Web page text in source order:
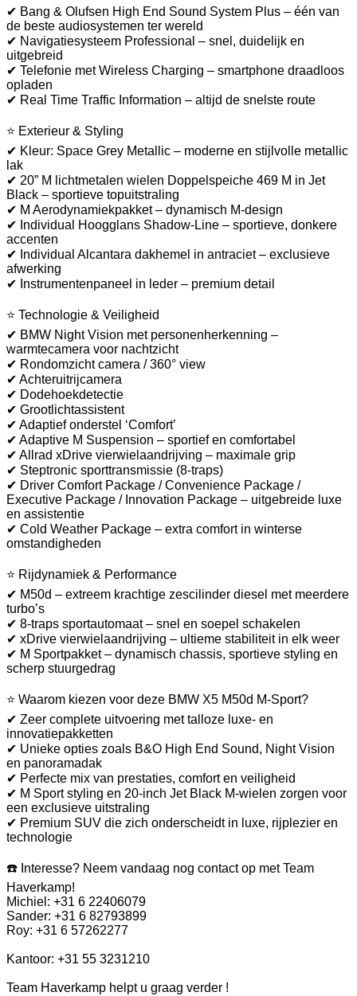
✔ Bang & Olufsen High End Sound System Plus – één van
de beste audiosystemen ter wereld
✔ Navigatiesysteem Professional – snel, duidelijk en
uitgebreid
✔ Telefonie met Wireless Charging – smartphone draadloos
opladen
✔ Real Time Traffic Information – altijd de snelste route
⭐ Exterieur & Styling
✔ Kleur: Space Grey Metallic – moderne en stijlvolle metallic
lak
✔ 20” M lichtmetalen wielen Doppelspeiche 469 M in Jet
Black – sportieve topuitstraling
✔ M Aerodynamiekpakket – dynamisch M-design
✔ Individual Hoogglans Shadow-Line – sportieve, donkere
accenten
✔ Individual Alcantara dakhemel in antraciet – exclusieve
afwerking
✔ Instrumentenpaneel in leder – premium detail
⭐ Technologie & Veiligheid
✔ BMW Night Vision met personenherkenning –
warmtecamera voor nachtzicht
✔ Rondomzicht camera / 360° view
✔ Achteruitrijcamera
✔ Dodehoekdetectie
✔ Grootlichtassistent
✔ Adaptief onderstel ‘Comfort’
✔ Adaptive M Suspension – sportief en comfortabel
✔ Allrad xDrive vierwielaandrijving – maximale grip
✔ Steptronic sporttransmissie (8-traps)
✔ Driver Comfort Package / Convenience Package /
Executive Package / Innovation Package – uitgebreide luxe
en assistentie
✔ Cold Weather Package – extra comfort in winterse
omstandigheden
⭐ Rijdynamiek & Performance
✔ M50d – extreem krachtige zescilinder diesel met meerdere
turbo’s
✔ 8-traps sportautomaat – snel en soepel schakelen
✔ xDrive vierwielaandrijving – ultieme stabiliteit in elk weer
✔ M Sportpakket – dynamisch chassis, sportieve styling en
scherp stuurgedrag
⭐ Waarom kiezen voor deze BMW X5 M50d M-Sport?
✔ Zeer complete uitvoering met talloze luxe- en
innovatiepakketten
✔ Unieke opties zoals B&O High End Sound, Night Vision
en panoramadak
✔ Perfecte mix van prestaties, comfort en veiligheid
✔ M Sport styling en 20-inch Jet Black M-wielen zorgen voor
een exclusieve uitstraling
✔ Premium SUV die zich onderscheidt in luxe, rijplezier en
technologie
☎️ Interesse? Neem vandaag nog contact op met Team
Haverkamp!
Michiel: +31 6 22406079
Sander: +31 6 82793899
Roy: +31 6 57262277
Kantoor: +31 55 3231210
Team Haverkamp helpt u graag verder !